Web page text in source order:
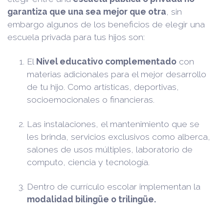
garantiza que una sea mejor que otra , sin
embargo algunos de los beneficios de elegir una
escuela privada para tus hijos son:
El Nivel educativo complementado con
materias adicionales para el mejor desarrollo
de tu hijo. Como artísticas, deportivas,
socioemocionales o financieras.
Las instalaciones, el mantenimiento que se
les brinda, servicios exclusivos como alberca,
salones de usos múltiples, laboratorio de
computo, ciencia y tecnología.
Dentro de currículo escolar implementan la
modalidad bilingüe o trilingüe.